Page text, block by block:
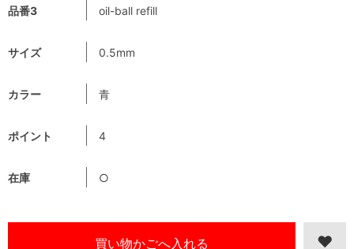
品番3 oil-ball refill
サイズ 0.5mm
カラー 青
ポイント 4
在庫 ○